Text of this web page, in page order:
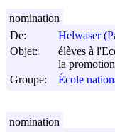
De:
Helwaser
Objet:
élèves à
la
Groupe:
École
nomination
nomination